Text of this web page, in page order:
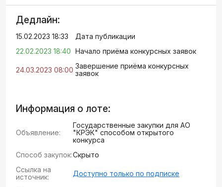
Дедлайн:
15.02.2023 18:33
Дата публикации
22.02.2023 18:40 Начало приёма конкурсных заявок
24.03.2023 08:00 Завершение приёма конкурсных
заявок
Информация о лоте:
Объявление:
Государственные закупки для АО
"КРЭК" способом открытого
конкурса
Способ закупок:Скрыто
Ссылка на
источник:
Доступно только по подписке